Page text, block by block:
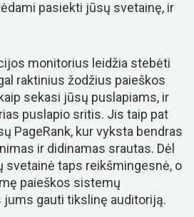
pasiekti jūsų svetainę, ir
monitorius leidžia stebėti
raktinius žodžius paieškos
sekasi jūsų puslapiams, ir
puslapio sritis. Jis taip pat
PageRank, kur vyksta bendras
ir didinamas srautas. Dėl
svetainė taps reikšmingesnė, o
paieškos sistemų
jums gauti tikslinę auditoriją.